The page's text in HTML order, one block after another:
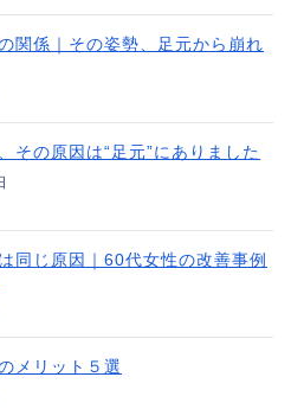
関係｜その姿勢、足元から崩れ
その原因は“足元”にありました
同じ原因｜60代女性の改善事例
メリット５選